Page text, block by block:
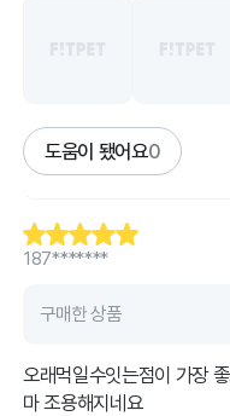
도움이 됐어요0
187*******
구매한 상품
오래먹일수잇는점이 가장
마 조용해지네요